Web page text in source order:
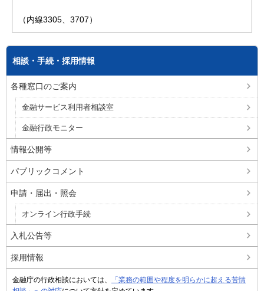
（内線3305、3707）
相談・手続・採用情報
各種窓口のご案内
金融サービス利用者相談室
金融行政モニター
情報公開等
パブリックコメント
申請・届出・照会
オンライン行政手続
入札公告等
採用情報
金融庁の行政相談においては、
「業務の範囲や程度を明らかに超える苦情